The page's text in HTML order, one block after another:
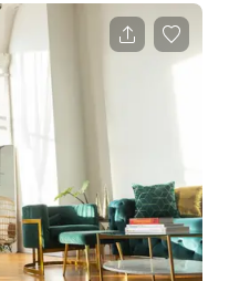
sortant, une
les rassemblements
souffle sur le coucher du
paysagers tropicaux,